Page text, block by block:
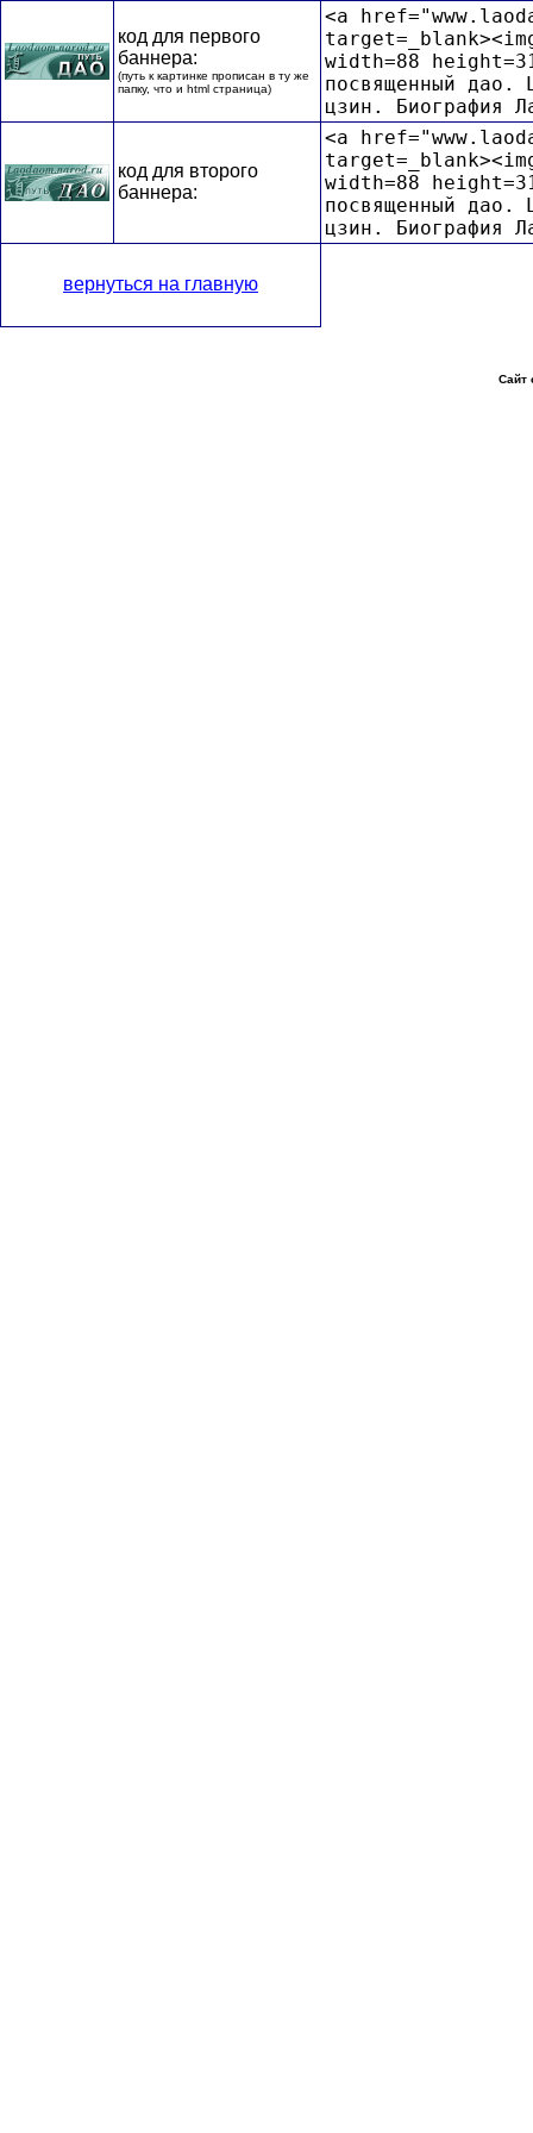
код для первого
баннера:
(путь к картинке прописан в ту же
папку, что и html страница)
<a
width=88
посвященный дао.
цзин. Биография
код для второго
баннера:
<a
width=88
посвященный дао.
цзин. Биография
вернуться на главную
Сайт